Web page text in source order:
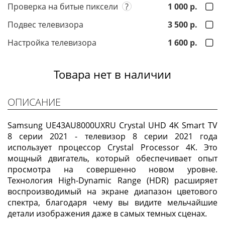
Проверка на битые пиксели ?
1 000 р.
Подвес телевизора
3 500 р.
Настройка телевизора
1 600 р.
Товара нет в наличии
ОПИСАНИЕ
Samsung UE43AU8000UXRU Crystal UHD 4K Smart TV
8 серии 2021 - телевизор 8 серии 2021 года
использует процессор Crystal Processor 4K. Это
мощный двигатель, который обеспечивает опыт
просмотра на совершенно новом уровне.
Технология High-Dynamic Range (HDR) расширяет
воспроизводимый на экране диапазон цветового
спектра, благодаря чему вы видите мельчайшие
детали изображения даже в самых темных сценах.